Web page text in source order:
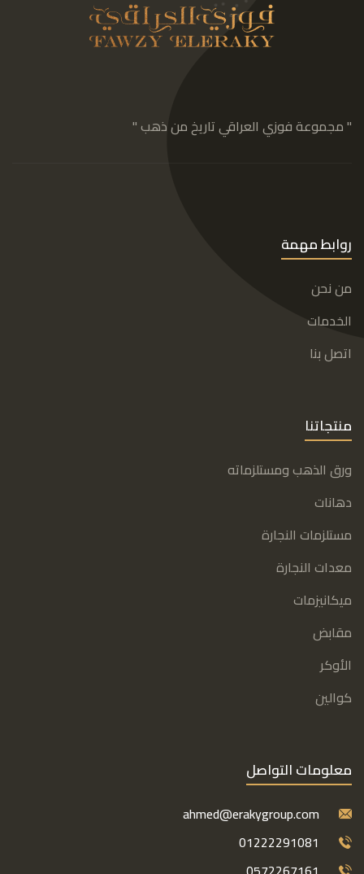
" مجموعة فوزي العراقي تاريخ من ذهب "
روابط مهمة
من نحن
الخدمات
اتصل بنا
منتجاتنا
ورق الذهب ومستلزماته
دهانات
مستلزمات النجارة
معدات النجارة
ميكانيزمات
مقابض
الأوكر
كوالين
معلومات التواصل
ahmed@erakygroup.com
01222291081